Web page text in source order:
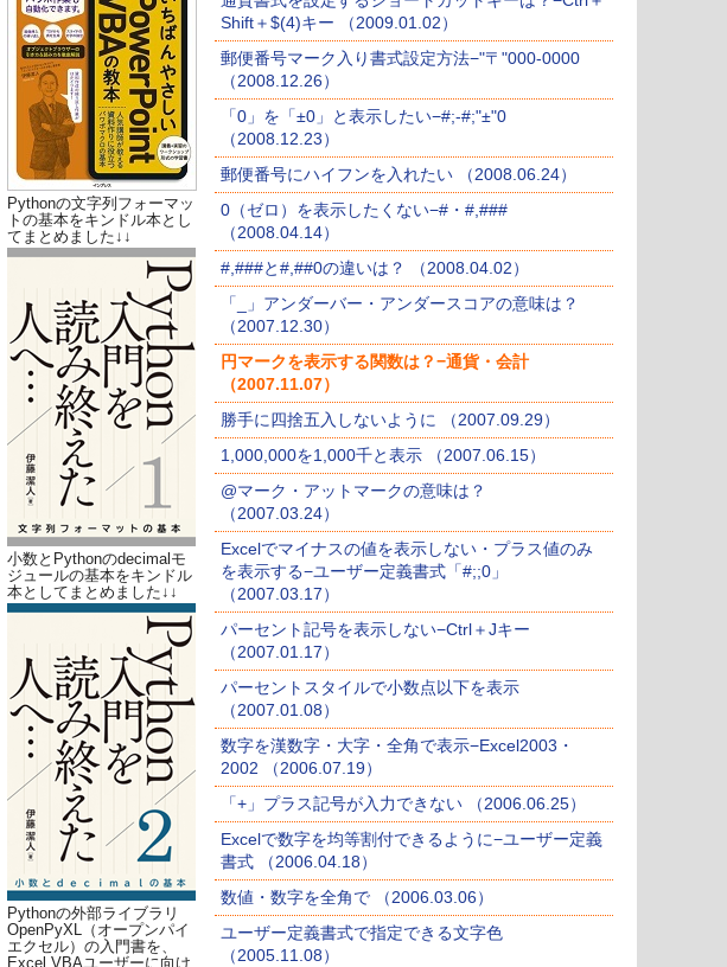
Pythonの文字列フォーマッ
トの基本をキンドル本とし
てまとめました↓↓
小数とPythonのdecimalモ
ジュールの基本をキンドル
本としてまとめました↓↓
Pythonの外部ライブラリ
OpenPyXL（オープンパイ
エクセル）の入門書を、
Excel VBAユーザーに向け
Shift＋$(4)キー （2009.01.02）
郵便番号マーク入り書式設定方法−"〒"000-0000
（2008.12.26）
「0」を「±0」と表示したい−#;-#;"±"0
（2008.12.23）
郵便番号にハイフンを入れたい （2008.06.24）
0（ゼロ）を表示したくない−#・#,###
（2008.04.14）
#,###と#,##0の違いは？ （2008.04.02）
「_」アンダーバー・アンダースコアの意味は？
（2007.12.30）
円マークを表示する関数は？−通貨・会計
（2007.11.07）
勝手に四捨五入しないように （2007.09.29）
1,000,000を1,000千と表示 （2007.06.15）
@マーク・アットマークの意味は？
（2007.03.24）
Excelでマイナスの値を表示しない・プラス値のみ
を表示する−ユーザー定義書式「#;;0」
（2007.03.17）
パーセント記号を表示しない−Ctrl＋Jキー
（2007.01.17）
パーセントスタイルで小数点以下を表示
（2007.01.08）
数字を漢数字・大字・全角で表示−Excel2003・
2002 （2006.07.19）
「+」プラス記号が入力できない （2006.06.25）
Excelで数字を均等割付できるように−ユーザー定義
書式 （2006.04.18）
数値・数字を全角で （2006.03.06）
ユーザー定義書式で指定できる文字色
（2005.11.08）